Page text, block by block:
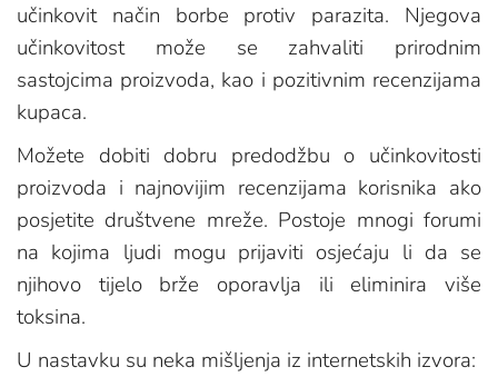
učinkovit način borbe protiv parazita. Njegova
učinkovitost može se zahvaliti prirodnim
sastojcima proizvoda, kao i pozitivnim recenzijama
kupaca.
Možete dobiti dobru predodžbu o učinkovitosti
proizvoda i najnovijim recenzijama korisnika ako
posjetite društvene mreže. Postoje mnogi forumi
na kojima ljudi mogu prijaviti osjećaju li da se
njihovo tijelo brže oporavlja ili eliminira više
toksina.
U nastavku su neka mišljenja iz internetskih izvora: